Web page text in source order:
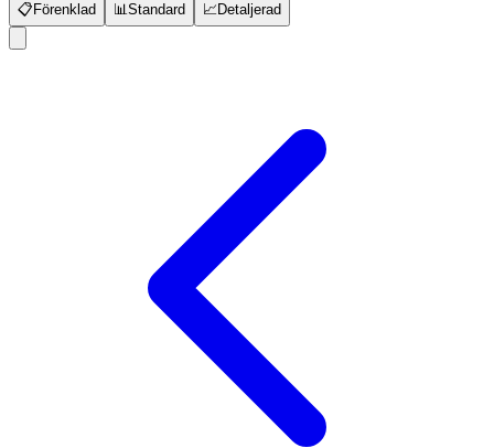
📋 Förenklad 📊Standard 📈Detaljerad